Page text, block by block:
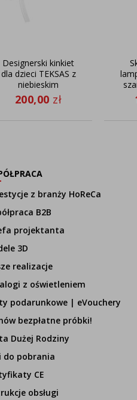
Designerski kinkiet
dla dzieci TEKSAS z
niebieskim
abażurem
200,00 zł
z branży HoReCa
B2B
projektanta
3D
realizacje
z oświetleniem
podarunkowe | eVouchery
bezpłatne próbki!
Dużej Rodziny
do pobrania
CE
obsługi